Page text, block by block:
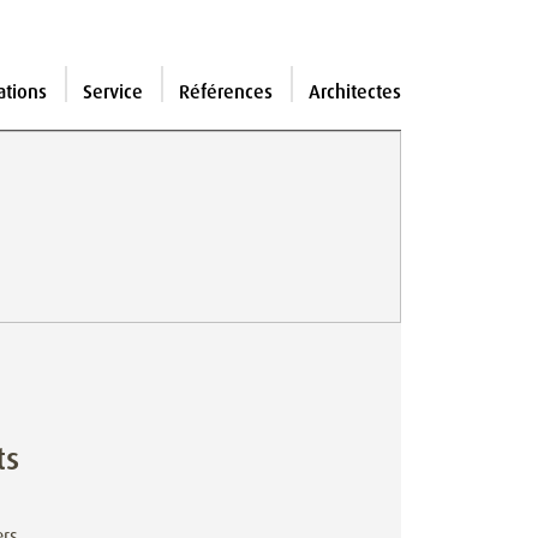
Service Références Architectes